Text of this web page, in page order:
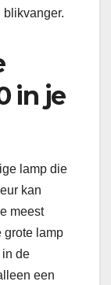
blikvanger.
in je
lamp die
kan
meest
grote lamp
in de
een